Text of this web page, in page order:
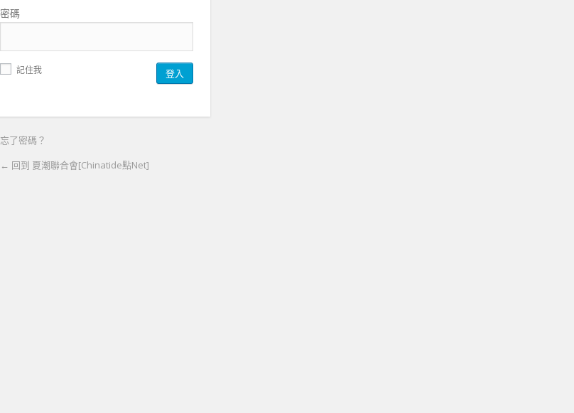
密碼
記住我
忘了密碼？
← 回到 夏潮聯合會[Chinatide點Net]